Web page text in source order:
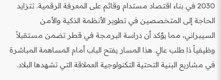
2030 في بناء اقتصاد مستدام وقائم على المعرفة الرقمية. تتزايد
الحاجة إلى المتخصصين في تطوير الأنظمة الذكية والأمن
السيبراني، مما يؤكد أن دراسة البرمجة في قطر تضمن مستقبلاً
وظيفياً ذا طلب عالٍ. هذا المسار يفتح الباب أمام المساهمة المباشرة
في مشاريع البنية التحتية التكنولوجية العملاقة التي تشهدها البلاد.